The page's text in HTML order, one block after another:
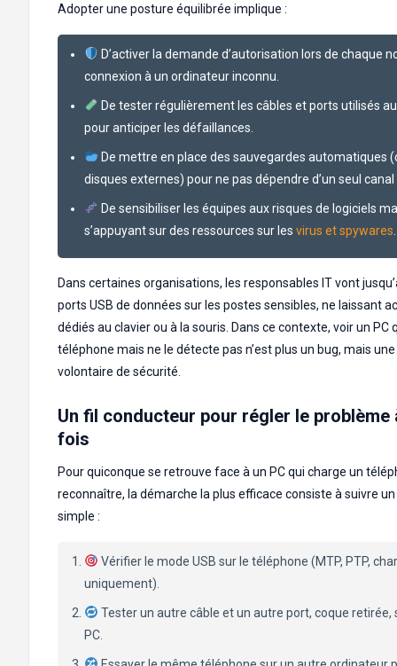
Adopter une posture équilibrée implique :
D’activer la demande d’autorisation lors de chaque
connexion à un ordinateur inconnu.
De tester régulièrement les câbles et ports utilisés
pour anticiper les défaillances.
De mettre en place des sauvegardes automatiques
disques externes) pour ne pas dépendre d’un seul
De sensibiliser les équipes aux risques de logiciels
s’appuyant sur des ressources sur les virus et spywares
Dans certaines organisations, les responsables IT vont
ports USB de données sur les postes sensibles, ne laissant
dédiés au clavier ou à la souris. Dans ce contexte, voir un PC
téléphone mais ne le détecte pas n’est plus un bug, mais
volontaire de sécurité.
Un fil conducteur pour régler le problème
fois
Pour quiconque se retrouve face à un PC qui charge un
reconnaître, la démarche la plus efficace consiste à suivre
simple :
Vérifier le mode USB sur le téléphone (MTP, PTP,
uniquement).
Tester un autre câble et un autre port, coque retirée,
PC.